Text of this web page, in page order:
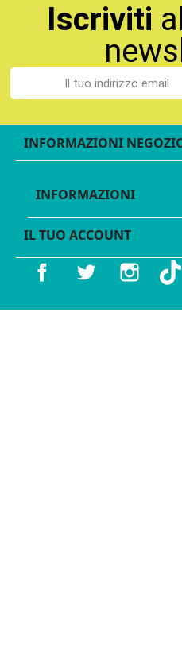
Iscriviti
INFORMAZIONI
INFORMAZIONI
IL TUO ACCOUNT
Facebook Twitter